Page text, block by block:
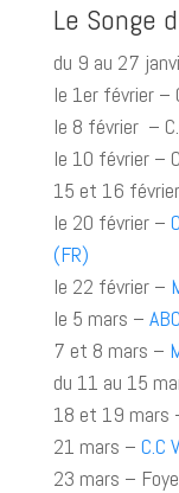
Le Songe
du 9 au 27
le 1er février –
le 8 février –
le 10 février –
15 et 16
le 20 février –
(FR)
le 22 février –
le 5 mars –
7 et 8 mars –
du 11 au 15
18 et 19 mars
21 mars – C.C
23 mars –